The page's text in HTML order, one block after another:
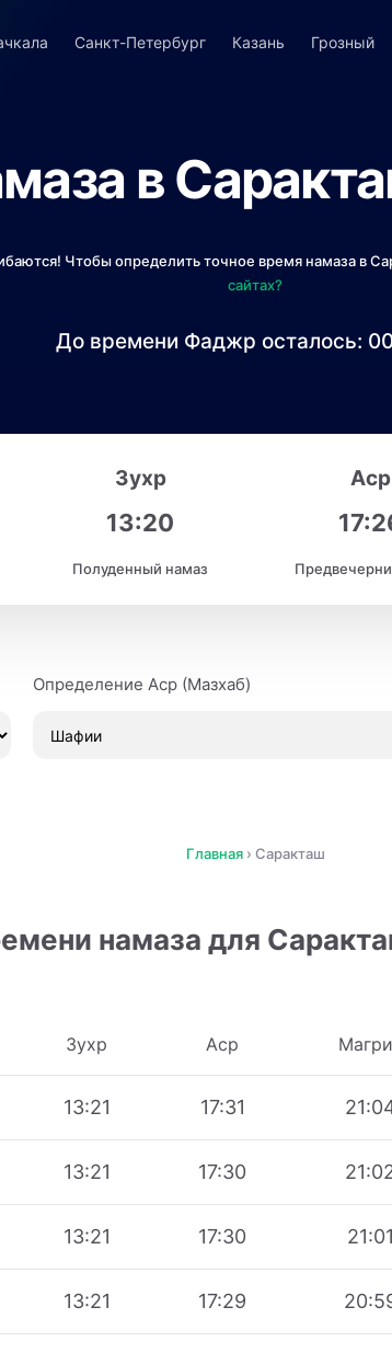
Санкт-Петербург Казань Грозный
в
Чтобы определить точное время намаза в
сайтах?
До времени Фаджр осталось:
Зухр
13:20
Полуденный намаз
Аср
Определение Аср (Мазхаб)
Главная› Саракташ
намаза для
Зухр Аср
13:21 17:31
13:21 17:30
13:21 17:30 21:01
13:21 17:29